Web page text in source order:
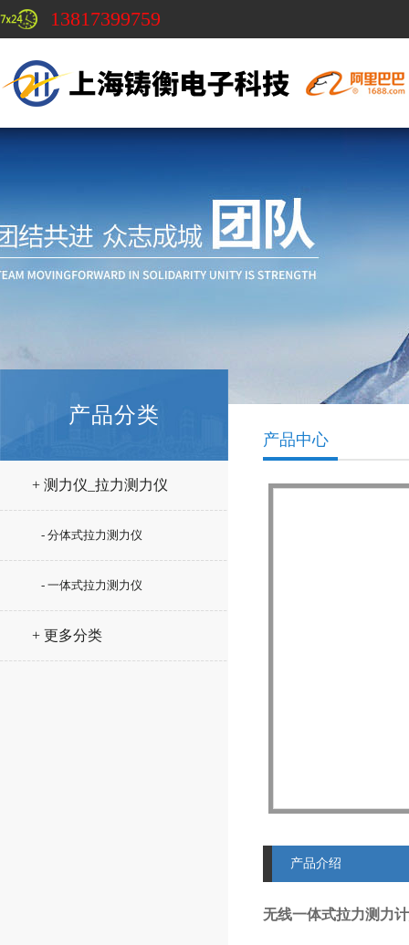
13817399759
产品分类
+ 测力仪_拉力测力仪
- 分体式拉力测力仪
- 一体式拉力测力仪
+ 更多分类
产品中心
产品介绍
无线一体式拉力测力